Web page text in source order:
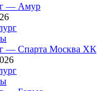
— Амур
— Спарта Москва ХК